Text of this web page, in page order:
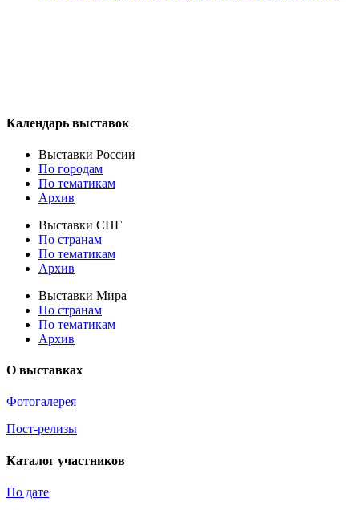
Календарь выставок
Выставки России
По городам
По тематикам
Архив
Выставки СНГ
По странам
По тематикам
Архив
Выставки Мира
По странам
По тематикам
Архив
О выставках
Фотогалерея
Пост-релизы
Каталог участников
По дате